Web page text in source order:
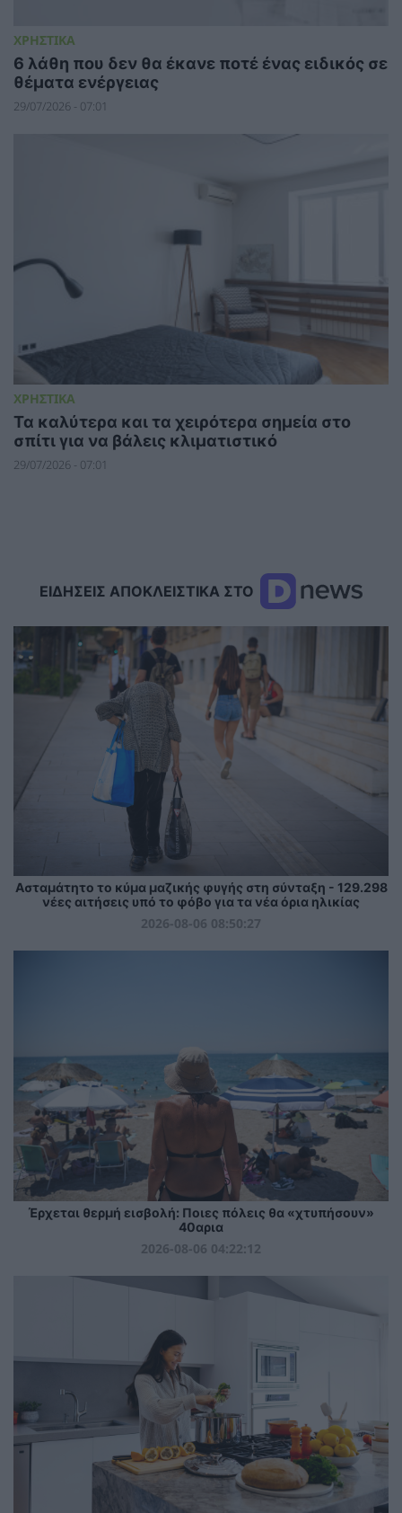
ΧΡΗΣΤΙΚΑ
6 λάθη που δεν θα έκανε ποτέ ένας ειδικός σε
θέματα ενέργειας
29/07/2026 - 07:01
ΧΡΗΣΤΙΚΑ
Τα καλύτερα και τα χειρότερα σημεία στο
σπίτι για να βάλεις κλιματιστικό
29/07/2026 - 07:01
ΕΙΔΗΣΕΙΣ ΑΠΟΚΛΕΙΣΤΙΚΑ ΣΤΟ
Ασταμάτητο το κύμα μαζικής φυγής στη σύνταξη - 129.298
νέες αιτήσεις υπό το φόβο για τα νέα όρια ηλικίας
2026-08-06 08:50:27
Έρχεται θερμή εισβολή: Ποιες πόλεις θα «χτυπήσουν»
40αρια
2026-08-06 04:22:12